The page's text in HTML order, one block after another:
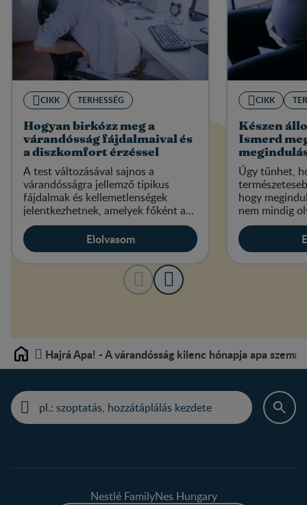
CIKK TERHESSÉG
Hogyan birkózz meg a
várandósság fájdalmaival és
a diszkomfort érzéssel
A test változásával sajnos a
várandósságra jellemző tipikus
fájdalmak és kellemetlenségek
jelentkezhetnek, amelyek főként a
hátat, a lábakat és a lábfejet érintik.
Elolvasom
CIKK
Készen
Ismerd
Úgy tűnhet,
hogy
nem mindig
ahogy a
leggyakoribb
Home Hajrá Apa! - A várandósság kilenc hónapja apa
Nestlé FamilyNes Hungary